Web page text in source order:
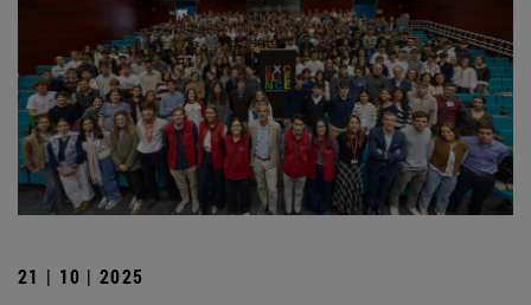
21 | 10 | 2025